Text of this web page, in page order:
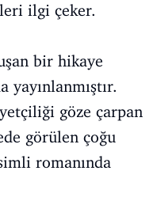
ilgi çeker.
bir hikaye
yayınlanmıştır.
göze çarpan
görülen çoğu
romanında